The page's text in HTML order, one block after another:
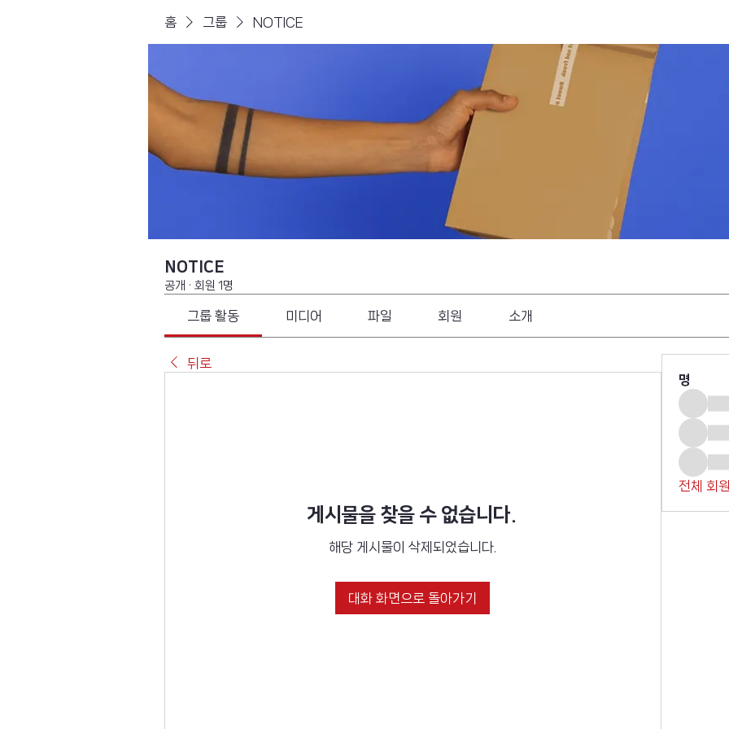
홈 그룹 NOTICE
NOTICE
공개 · 회원 1명
그룹 활동 미디어 파일 회원 소개
뒤로
게시물을 찾을 수 없습니다.
해당 게시물이 삭제되었습니다.
대화 화면으로 돌아가기
명
전체 회